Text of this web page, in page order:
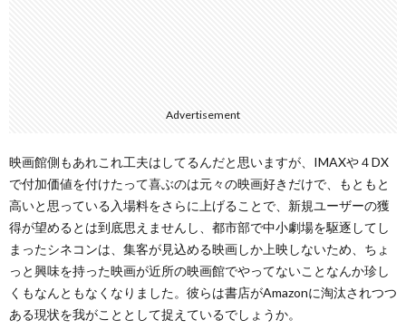
Advertisement
映画館側もあれこれ工夫はしてるんだと思いますが、IMAXや４DX
で付加価値を付けたって喜ぶのは元々の映画好きだけで、もともと
高いと思っている入場料をさらに上げることで、新規ユーザーの獲
得が望めるとは到底思えませんし、都市部で中小劇場を駆逐してし
まったシネコンは、集客が見込める映画しか上映しないため、ちょ
っと興味を持った映画が近所の映画館でやってないことなんか珍し
くもなんともなくなりました。彼らは書店がAmazonに淘汰されつつ
ある現状を我がこととして捉えているでしょうか。